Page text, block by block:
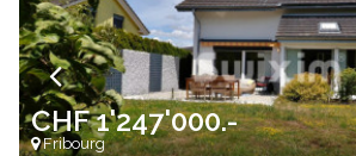
CHF 1'247'000.-
Fribourg